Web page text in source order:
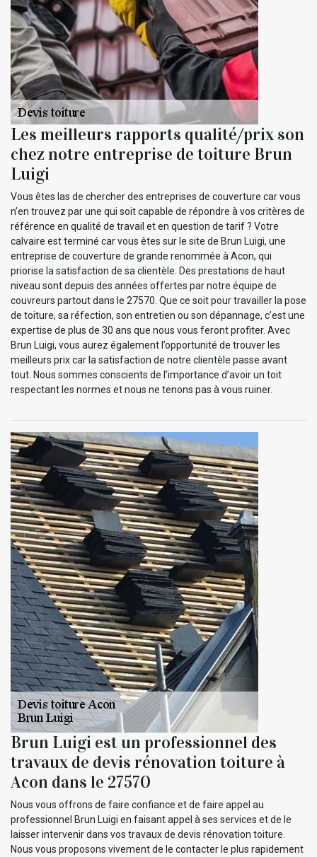
Les meilleurs rapports qualité/prix son
chez notre entreprise de toiture Brun
Luigi
Vous êtes las de chercher des entreprises de couverture car vous
n’en trouvez par une qui soit capable de répondre à vos critères de
référence en qualité de travail et en question de tarif ? Votre
calvaire est terminé car vous êtes sur le site de Brun Luigi, une
entreprise de couverture de grande renommée à Acon, qui
priorise la satisfaction de sa clientèle. Des prestations de haut
niveau sont depuis des années offertes par notre équipe de
couvreurs partout dans le 27570. Que ce soit pour travailler la pose
de toiture, sa réfection, son entretien ou son dépannage, c’est une
expertise de plus de 30 ans que nous vous feront profiter. Avec
Brun Luigi, vous aurez également l’opportunité de trouver les
meilleurs prix car la satisfaction de notre clientèle passe avant
tout. Nous sommes conscients de l’importance d’avoir un toit
respectant les normes et nous ne tenons pas à vous ruiner.
Brun Luigi est un professionnel des
travaux de devis rénovation toiture à
Acon dans le 27570
Nous vous offrons de faire confiance et de faire appel au
professionnel Brun Luigi en faisant appel à ses services et de le
laisser intervenir dans vos travaux de devis rénovation toiture.
Nous vous proposons vivement de le contacter le plus rapidement